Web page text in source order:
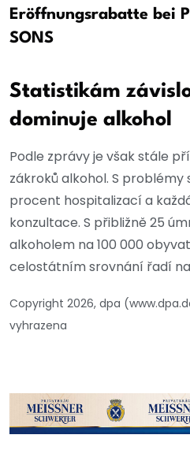
Eröffnungsrabatte bei
SONS
Statistikám
dominuje alkohol
Podle zprávy je však stále
zákroků alkohol. S problémy
procent hospitalizací a
konzultace. S přibližně 25
alkoholem na 100 000
celostátním srovnání řadí
Copyright 2026, dpa
vyhrazena